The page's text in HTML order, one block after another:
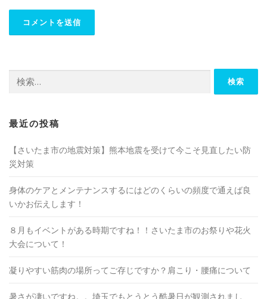
索:
最近の投稿
【さいたま市の地震対策】熊本地震を受けて今こそ見直したい防
災対策
身体のケアとメンテナンスするにはどのくらいの頻度で通えば良
いかお伝えします！
８月もイベントがある時期ですね！！さいたま市のお祭りや花火
大会について！
凝りやすい筋肉の場所ってご存じですか？肩こり・腰痛について
暑さが凄いですね。。埼玉でもとうとう酷暑日が観測されまし